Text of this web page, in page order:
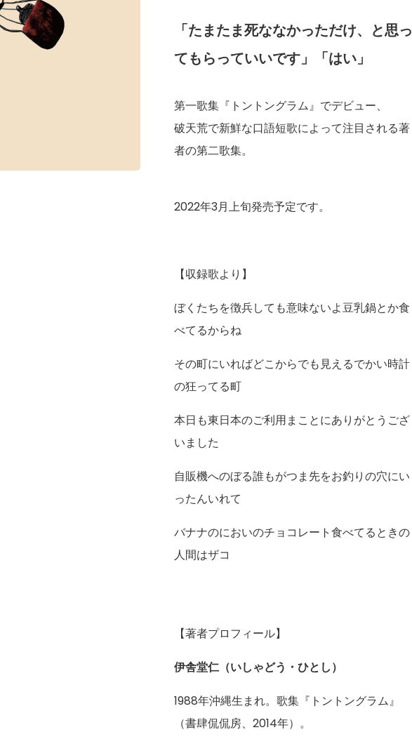
「たまたま死ななかっただけ、と思っ
てもらっていいです」「はい」
第一歌集『トントングラム』でデビュー、
破天荒で新鮮な口語短歌によって注目される著
者の第二歌集。
2022年3月上旬発売予定です。
【収録歌より】
ぼくたちを徴兵しても意味ないよ豆乳鍋とか食
べてるからね
その町にいればどこからでも見えるでかい時計
の狂ってる町
本日も東日本のご利用まことにありがとうござ
いました
自販機へのぼる誰もがつま先をお釣りの穴にい
ったんいれて
バナナのにおいのチョコレート食べてるときの
人間はザコ
【著者プロフィール】
伊舎堂仁（いしゃどう・ひとし）
1988年沖縄生まれ。歌集『トントングラム』
（書肆侃侃房、2014年）。